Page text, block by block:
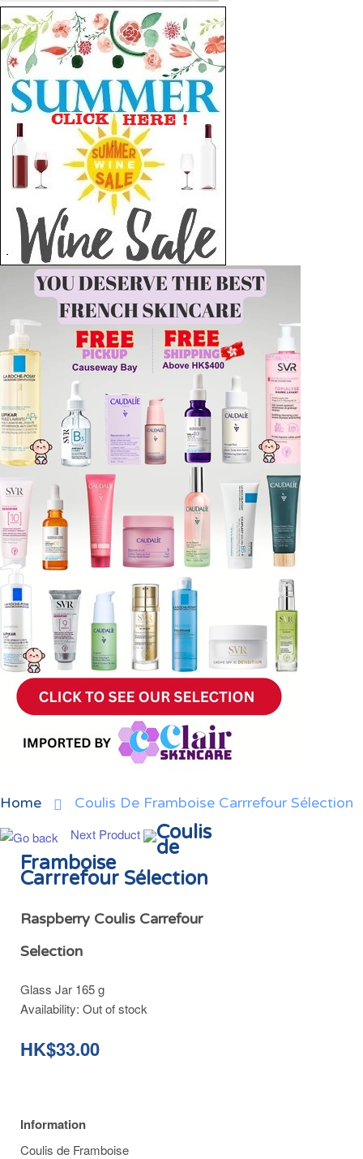
Home Coulis De Framboise Carrrefour Sélection
Next Product Coulis
de
Framboise
Carrrefour Sélection
Raspberry Coulis Carrefour
Selection
Glass Jar 165 g
Availability: Out of stock
HK$33.00
Information
Coulis de Framboise